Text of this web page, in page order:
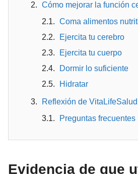
Cómo mejorar la función
Coma alimentos
Ejercita tu cerebro
Ejercita tu cuerpo
Dormir lo suficiente
Hidratar
Reflexión de VitaLifeSalud
Preguntas frecuentes
Evidencia de que